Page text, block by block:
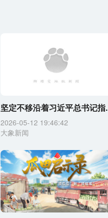
坚定不移沿着习近平总书记指
2026-05-12 19:46:42
大象新闻